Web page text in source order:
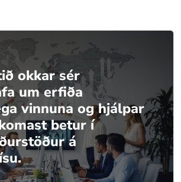
okkar sér
um erfiða
vinnuna og hjálpar
betur í
á